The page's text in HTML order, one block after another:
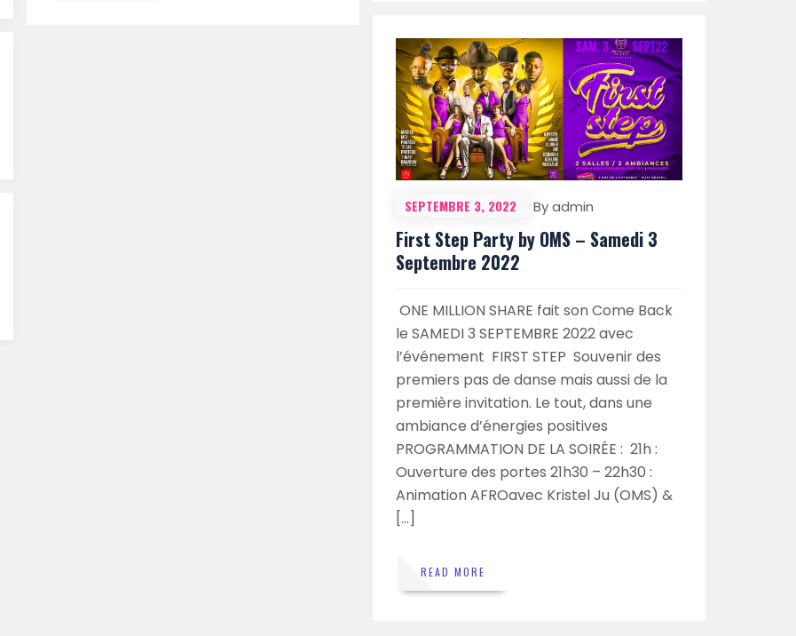
SEPTEMBRE 3, 2022 By admin
First Step Party by OMS – Samedi 3
Septembre 2022
ONE MILLION SHARE fait son Come Back
le SAMEDI 3 SEPTEMBRE 2022 avec
l’événement FIRST STEP Souvenir des
premiers pas de danse mais aussi de la
première invitation. Le tout, dans une
ambiance d’énergies positives
PROGRAMMATION DE LA SOIRÉE : 21h :
Ouverture des portes 21h30 – 22h30 :
Animation AFROavec Kristel Ju (OMS) &
[…]
READ MORE